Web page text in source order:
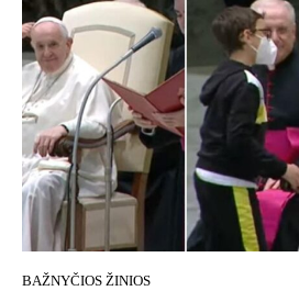
BAŽNYČIOS ŽINIOS